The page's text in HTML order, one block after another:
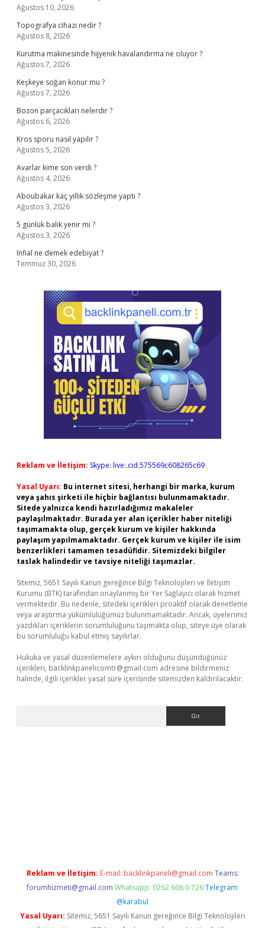
Ağustos 10, 2026
Topografya cihazı nedir ?
Ağustos 8, 2026
Kurutma makinesinde hijyenik havalandırma ne oluyor ?
Ağustos 7, 2026
Keşkeye soğan konur mu ?
Ağustos 7, 2026
Bozon parçacıkları nelerdir ?
Ağustos 6, 2026
Kros sporu nasıl yapılır ?
Ağustos 5, 2026
Avarlar kime son verdi ?
Ağustos 4, 2026
Aboubakar kaç yıllık sözleşme yaptı ?
Ağustos 3, 2026
5 günlük balık yenir mi ?
Ağustos 3, 2026
Infial ne demek edebiyat ?
Temmuz 30, 2026
Reklam ve İletişim: Skype: live:.cid.575569c608265c69
Yasal Uyarı: Bu internet sitesi, herhangi bir marka, kurum
veya şahıs şirketi ile hiçbir bağlantısı bulunmamaktadır.
Sitede yalnızca kendi hazırladığımız makaleler
paylaşılmaktadır. Burada yer alan içerikler haber niteliği
taşımamakta olup, gerçek kurum ve kişiler hakkında
paylaşım yapılmamaktadır. Gerçek kurum ve kişiler ile isim
benzerlikleri tamamen tesadüfidir. Sitemizdeki bilgiler
taslak halindedir ve tavsiye niteliği taşımazlar.
Sitemiz, 5651 Sayılı Kanun gereğince Bilgi Teknolojileri ve İletişim
Kurumu (BTK) tarafından onaylanmış bir Yer Sağlayıcı olarak hizmet
vermektedir. Bu nedenle, sitedeki içerikleri proaktif olarak denetleme
veya araştırma yükümlülüğümüz bulunmamaktadır. Ancak, üyelerimiz
yazdıkları içeriklerin sorumluluğunu taşımakta olup, siteye üye olarak
bu sorumluluğu kabul etmiş sayılırlar.
Hukuka ve yasal düzenlemelere aykırı olduğunu düşündüğünüz
içerikleri, backlinkpanelicomtr@gmail.com adresine bildirmeniz
halinde, ilgili içerikler yasal süre içerisinde sitemizden kaldırılacaktır.
Reklam ve İletişim: E-mail: backlinkpaneli@gmail.com Teams:
forumhizmeti@gmail.com Whatsapp: 0262 606 0 726 Telegram:
@karabul
Yasal Uyarı: Sitemiz, 5651 Sayılı Kanun gereğince Bilgi Teknolojileri